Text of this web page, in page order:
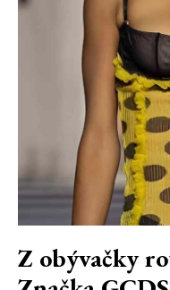
Z obývačky